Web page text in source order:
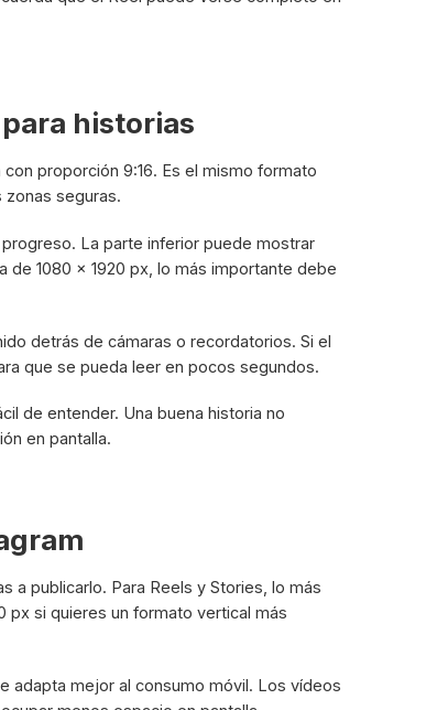
historias
proporción 9:16. Es el mismo formato
zonas seguras.
La parte inferior puede mostrar
1080 x 1920 px, lo más importante debe
detrás de cámaras o recordatorios. Si el
que se pueda leer en pocos segundos.
de entender. Una buena historia no
en pantalla.
a publicarlo. Para Reels y Stories, lo más
px si quieres un formato vertical más
adapta mejor al consumo móvil. Los vídeos